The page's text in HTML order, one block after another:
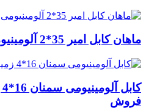
ماهان کابل امیر 35*2 آلومینیومی دفتر فروش لاله زار
فروش